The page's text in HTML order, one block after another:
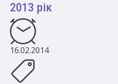
2013 рік
16.02.2014